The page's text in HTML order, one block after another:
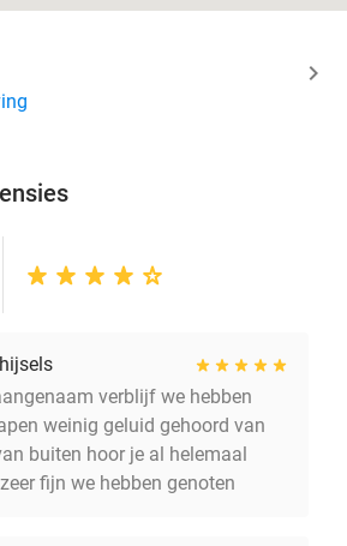
verblijf we hebben
weinig geluid gehoord van
buiten hoor je al helemaal
fijn we hebben genoten